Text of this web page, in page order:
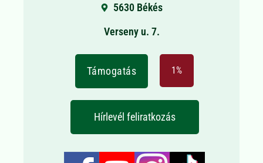
5630 Békés
Verseny u. 7.
Támogatás 1%
Hírlevél feliratkozás